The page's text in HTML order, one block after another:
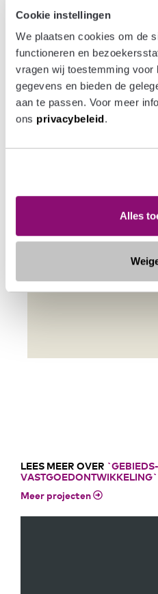
Cookie instellingen
We plaatsen cookies om de
functioneren en
vragen wij toestemming voor
gegevens en bieden de
aan te passen. Voor meer
ons privacybeleid.
Alles
De oplevering van de eerste
Locatie
LEES MEER OVER
VASTGOEDONTWIKKELING`
Meer projecten